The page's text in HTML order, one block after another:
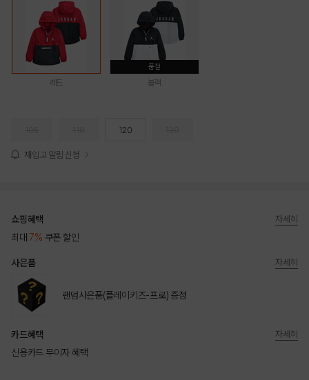
레드
품절
블랙
120
재입고 알림 신청
쇼핑혜택
최대 7% 쿠폰 할인
자세히
사은품
랜덤사은품(플레이키즈-프로) 증정
자세히
카드혜택
신용카드 무이자 혜택
자세히